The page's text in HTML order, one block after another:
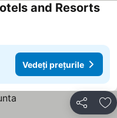
and Resorts
Vedeți prețurile
Distribuiți